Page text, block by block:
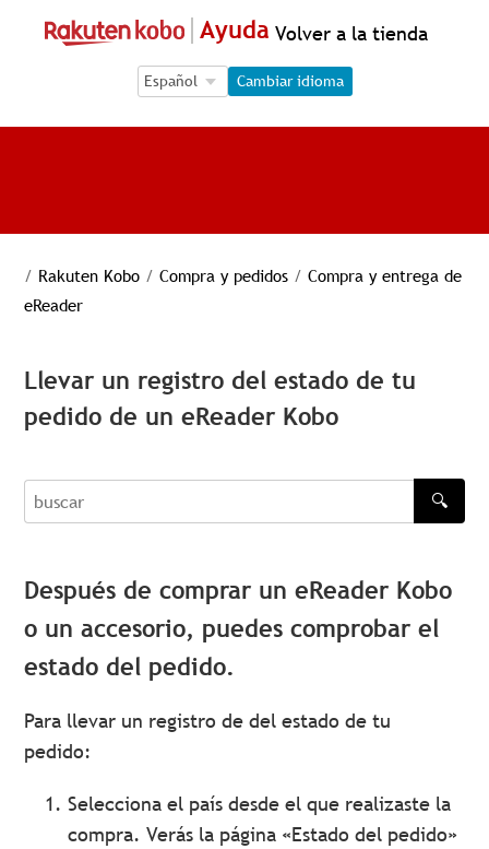
Ayuda Volver a la tienda
Language Selection
Language Selection
Cambiar idioma
/ Rakuten Kobo / Compra y pedidos / Compra y entrega de
eReader
Llevar un registro del estado de tu
pedido de un eReader Kobo
buscar
🔍
Después de comprar un eReader Kobo
o un accesorio, puedes comprobar el
estado del pedido.
Para llevar un registro de del estado de tu
pedido:
Selecciona el país desde el que realizaste la
compra. Verás la página «Estado del pedido»